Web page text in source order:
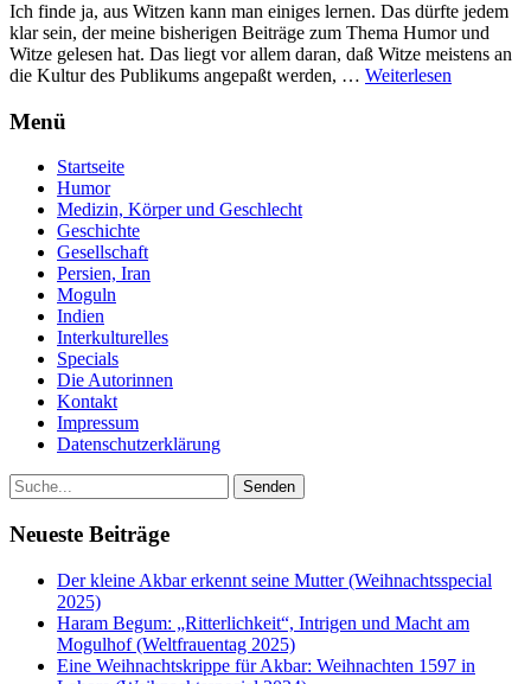
Ich finde ja, aus Witzen kann man einiges lernen. Das dürfte jedem
klar sein, der meine bisherigen Beiträge zum Thema Humor und
Witze gelesen hat. Das liegt vor allem daran, daß Witze meistens an
die Kultur des Publikums angepaßt werden, … Weiterlesen
Menü
Startseite
Humor
Medizin, Körper und Geschlecht
Geschichte
Gesellschaft
Persien, Iran
Moguln
Indien
Interkulturelles
Specials
Die Autorinnen
Kontakt
Impressum
Datenschutzerklärung
Neueste Beiträge
Der kleine Akbar erkennt seine Mutter (Weihnachtsspecial
2025)
Haram Begum: „Ritterlichkeit“, Intrigen und Macht am
Mogulhof (Weltfrauentag 2025)
Eine Weihnachtskrippe für Akbar: Weihnachten 1597 in